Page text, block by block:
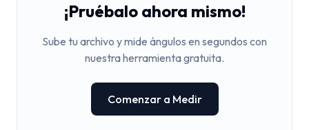
¡Pruébalo ahora mismo!
Sube tu archivo y mide ángulos en segundos con
nuestra herramienta gratuita.
Comenzar a Medir